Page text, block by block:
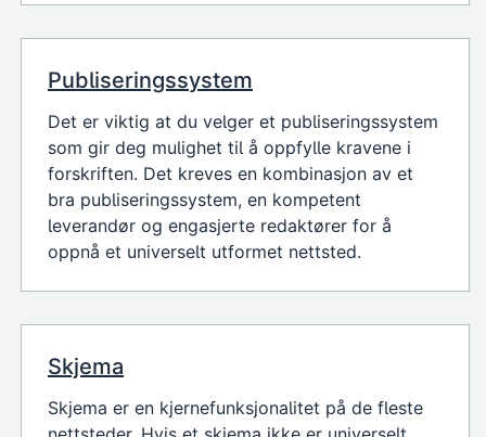
Publiseringssystem
Det er viktig at du velger et publiseringssystem
som gir deg mulighet til å oppfylle kravene i
forskriften. Det kreves en kombinasjon av et
bra publiseringssystem, en kompetent
leverandør og engasjerte redaktører for å
oppnå et universelt utformet nettsted.
Skjema
Skjema er en kjernefunksjonalitet på de fleste